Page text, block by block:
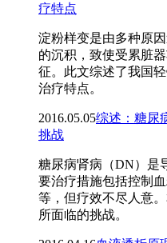
疗特点
淀粉样变是由多种原
的沉积，致使受累脏
征。此文综述了我国
治疗特点。
2016.05.05综述：糖尿
挑战
糖尿病肾病（DN）是
要治疗措施包括控制
等，但疗效不尽人意
所面临的挑战。